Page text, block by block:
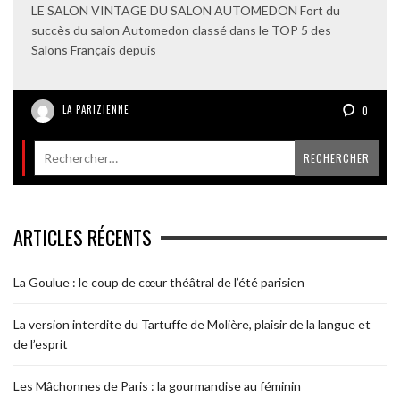
LE SALON VINTAGE DU SALON AUTOMEDON Fort du
succès du salon Automedon classé dans le TOP 5 des
Salons Français depuis
LA PARIZIENNE 0
ARTICLES RÉCENTS
La Goulue : le coup de cœur théâtral de l’été parisien
La version interdite du Tartuffe de Molière, plaisir de la langue et
de l’esprit
Les Mâchonnes de Paris : la gourmandise au féminin